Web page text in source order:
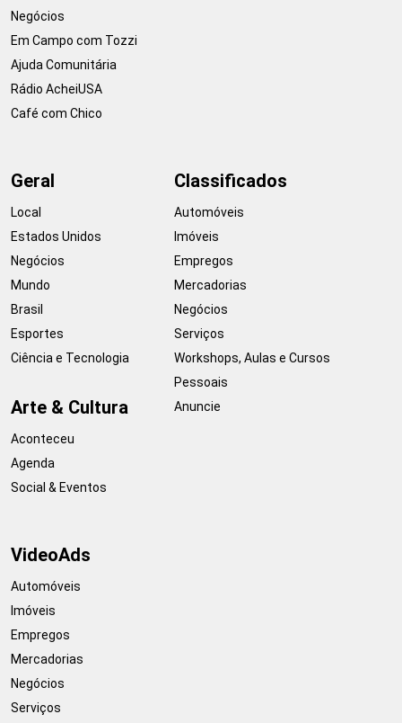
Negócios
Em Campo com Tozzi
Ajuda Comunitária
Rádio AcheiUSA
Café com Chico
Geral
Local
Estados Unidos
Negócios
Mundo
Brasil
Esportes
Ciência e Tecnologia
Arte & Cultura
Aconteceu
Agenda
Social & Eventos
Classificados
Automóveis
Imóveis
Empregos
Mercadorias
Negócios
Serviços
Workshops, Aulas e Cursos
Pessoais
Anuncie
VideoAds
Automóveis
Imóveis
Empregos
Mercadorias
Negócios
Serviços